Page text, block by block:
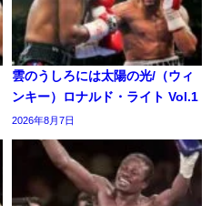
雲のうしろには太陽の光/（ウィ
ンキー）ロナルド・ライト Vol.1
2026年8月7日